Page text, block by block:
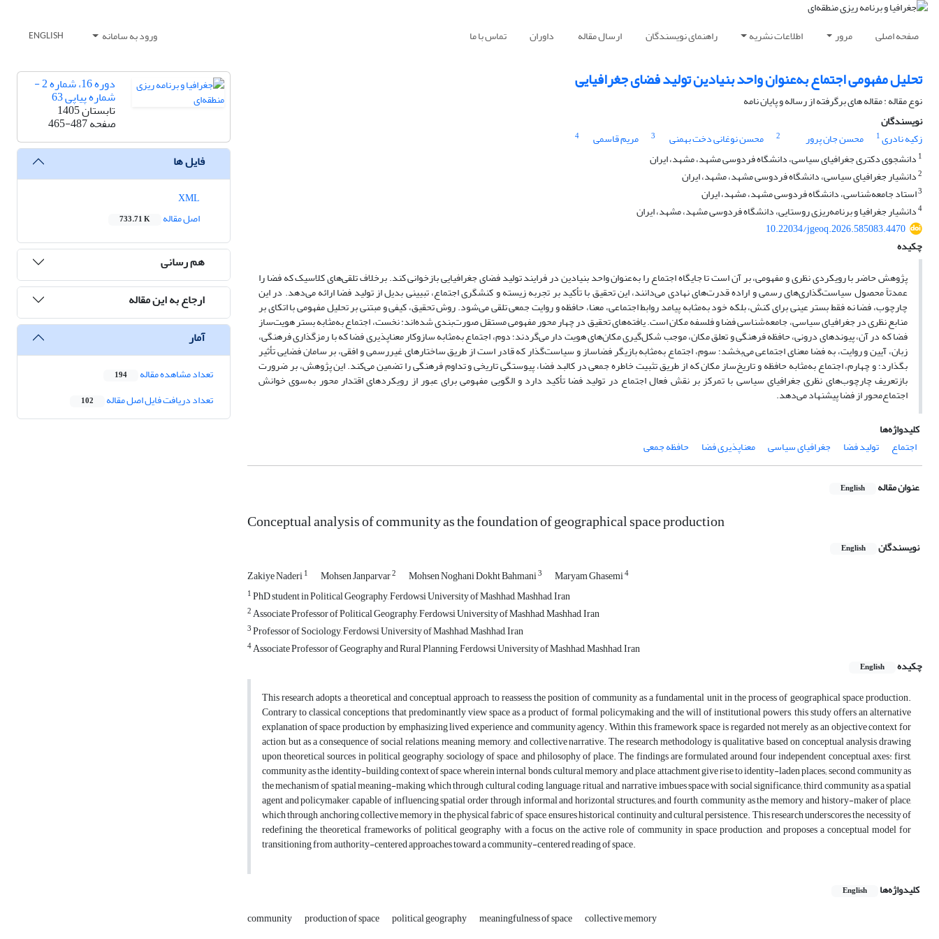
صفحه اصلی مرور اطلاعات نشریه راهنمای نویسندگان ارسال مقاله داوران تماس با ما ورود به سامانه ENGLISH
تحلیل مفهومی اجتماع به‌عنوان واحد بنیادین تولید فضای جغرافیایی
نوع مقاله : مقاله های برگرفته از رساله و پایان نامه
نویسندگان
زکیه نادری1 محسن جان پرور 2 محسن نوغانی دخت بهمنی 3 مریم قاسمی
4
1 دانشجوی دکتری جغرافیای سیاسی، دانشگاه فردوسی مشهد، مشهد، ایران
2دانشیار جغرافیای سیاسی، دانشگاه فردوسی مشهد، مشهد، ایران
3استاد جامعه‌شناسی، دانشگاه فردوسی مشهد، مشهد، ایران
4دانشیار جغرافیا و برنامه‌ریزی روستایی، دانشگاه فردوسی مشهد، مشهد، ایران
10.22034/jgeoq.2026.585083.4470
چکیده
پژوهش حاضر با رویکردی نظری و مفهومی، بر آن است تا جایگاه اجتماع را به‌عنوان واحد بنیادین در فرایند تولید فضای جغرافیایی بازخوانی کند. برخلاف تلقی‌های کلاسیک که فضا را
عمدتاً محصول سیاست‌گذاری‌های رسمی و اراده قدرت‌های نهادی می‌دانند، این تحقیق با تأکید بر تجربه زیسته و کنشگری اجتماع، تبیینی بدیل از تولید فضا ارائه می‌دهد. در این
چارچوب، فضا نه فقط بستر عینی برای کنش، بلکه خود به‌مثابه پیامد روابط اجتماعی، معنا، حافظه و روایت جمعی تلقی می‌شود. روش تحقیق، کیفی و مبتنی بر تحلیل مفهومی با اتکای بر
منابع نظری در جغرافیای سیاسی، جامعه‌شناسی فضا و فلسفه مکان است.یافته‌های تحقیق در چهار محور مفهومی مستقل صورت‌بندی شده‌اند: نخست، اجتماع به‌مثابه بستر هویت‌ساز
فضا که در آن، پیوندهای درونی، حافظه فرهنگی و تعلق مکان، موجب شکل‌گیری مکان‌های هویت دار می‌گردند؛ دوم، اجتماع به‌مثابه سازوکار معناپذیری فضا که با رمزگذاری فرهنگی،
زبان، آیین و روایت، به فضا معنای اجتماعی می‌بخشد؛ سوم، اجتماع به‌مثابه بازیگر فضاساز و سیاست‌گذار که قادر است از طریق ساختارهای غیررسمی و افقی، بر سامان فضایی تأثیر
بگذارد؛ و چهارم، اجتماع به‌مثابه حافظه و تاریخ‌ساز مکان که از طریق تثبیت خاطره جمعی در کالبد فضا، پیوستگی تاریخی و تداوم فرهنگی را تضمین می‌کند. این پژوهش، بر ضرورت
بازتعریف چارچوب‌های نظری جغرافیای سیاسی با تمرکز بر نقش فعال اجتماع در تولید فضا تأکید دارد و الگویی مفهومی برای عبور از رویکردهای اقتدار محور به‌سوی خوانش
اجتماع‌محور از فضا پیشنهاد می‌دهد.
کلیدواژه‌ها
اجتماع
تولید فضا جغرافیای سیاسی معناپذیری فضا حافظه جمعی
عنوان مقاله English
Conceptual analysis of community as the foundation of geographical space production
نویسندگان English
Zakiye Naderi1 Mohsen Janparvar2 Mohsen Noghani Dokht Bahmani3 Maryam Ghasemi4
1PhD student in Political Geography, Ferdowsi University of Mashhad, Mashhad, Iran
2Associate Professor of Political Geography, Ferdowsi University of Mashhad, Mashhad, Iran
3Professor of Sociology, Ferdowsi University of Mashhad, Mashhad, Iran
4Associate Professor of Geography and Rural Planning, Ferdowsi University of Mashhad, Mashhad, Iran
چکیده
English
This research adopts a theoretical and conceptual approach to reassess the position of community as a fundamental unit in the process of geographical space production.
Contrary to classical conceptions that predominantly view space as a product of formal policymaking and the will of institutional powers, this study offers an alternative
explanation of space production by emphasizing lived experience and community agency. Within this framework, space is regarded not merely as an objective context for
action, but as a consequence of social relations, meaning, memory, and collective narrative. The research methodology is qualitative, based on conceptual analysis drawing
upon theoretical sources in political geography, sociology of space, and philosophy of place. The findings are formulated around four independent conceptual axes: first,
community as the identity-building context of space, wherein internal bonds, cultural memory, and place attachment give rise to identity-laden places; second, community as
the mechanism of spatial meaning-making, which through cultural coding, language, ritual, and narrative, imbues space with social significance; third, community as a spatial
agent and policymaker, capable of influencing spatial order through informal and horizontal structures; and fourth, community as the memory and history-maker of place,
which through anchoring collective memory in the physical fabric of space, ensures historical continuity and cultural persistence. This research underscores the necessity of
redefining the theoretical frameworks of political geography with a focus on the active role of community in space production, and proposes a conceptual model for
transitioning from authority-centered approaches toward a community-centered reading of space.
کلیدواژه‌ها English
community production of space political geography meaningfulness of space collective memory
دوره 16، شماره 2 -
شماره پیاپی 63
تابستان 1405
صفحه465-487
فایل ها
اصل مقاله
733.71 K
هم رسانی
ارجاع به این مقاله
آمار
تعداد مشاهده مقاله 194
تعداد دریافت فایل اصل مقاله 102